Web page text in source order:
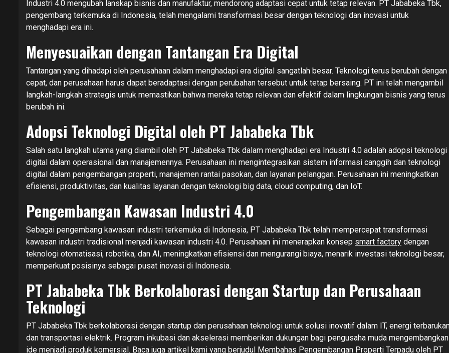
Industri 4.0 mengubah lanskap bisnis dan manufaktur, mendorong adaptasi cepat untuk tetap relevan. PT Jababeka Tbk,
pengembang terkemuka di Indonesia, telah mengalami transformasi besar dengan teknologi dan inovasi untuk
menghadapi era ini.
Menyesuaikan dengan Tantangan Era Digital
Tantangan yang dihadapi oleh perusahaan dalam menghadapi era digital sangatlah besar. Teknologi terus berubah dengan
cepat, dan perusahaan harus dapat beradaptasi dengan perubahan tersebut untuk tetap bersaing. PT ini telah mengambil
langkah-langkah strategis untuk memastikan bahwa mereka tetap relevan dan efektif dalam lingkungan bisnis yang terus
berubah ini.
Adopsi Teknologi Digital oleh PT Jababeka Tbk
Salah satu langkah utama yang diambil oleh PT Jababeka Tbk dalam menghadapi era Industri 4.0 adalah adopsi teknologi
digital dalam operasional dan manajemennya. Perusahaan ini mengintegrasikan sistem informasi canggih dan teknologi
digital dalam pengembangan properti, manajemen rantai pasokan, dan layanan pelanggan. Perusahaan ini meningkatkan
efisiensi, produktivitas, dan kualitas layanan dengan teknologi big data, cloud computing, dan IoT.
Pengembangan Kawasan Industri 4.0
Sebagai pengembang kawasan industri terkemuka di Indonesia, PT Jababeka Tbk telah mempercepat transformasi
kawasan industri tradisional menjadi kawasan industri 4.0. Perusahaan ini menerapkan konsep smart factory dengan
teknologi otomatisasi, robotika, dan AI, meningkatkan efisiensi dan mengurangi biaya, menarik investasi teknologi besar,
memperkuat posisinya sebagai pusat inovasi di Indonesia.
PT Jababeka Tbk Berkolaborasi dengan Startup dan Perusahaan
Teknologi
PT Jababeka Tbk berkolaborasi dengan startup dan perusahaan teknologi untuk solusi inovatif dalam IT, energi
dan transportasi elektrik. Program inkubasi dan akselerasi memberikan dukungan bagi pengusaha muda mengembangkan
ide menjadi produk komersial. Baca juga artikel kami yang berjudul Membahas Pengembangan Properti Terpadu oleh PT